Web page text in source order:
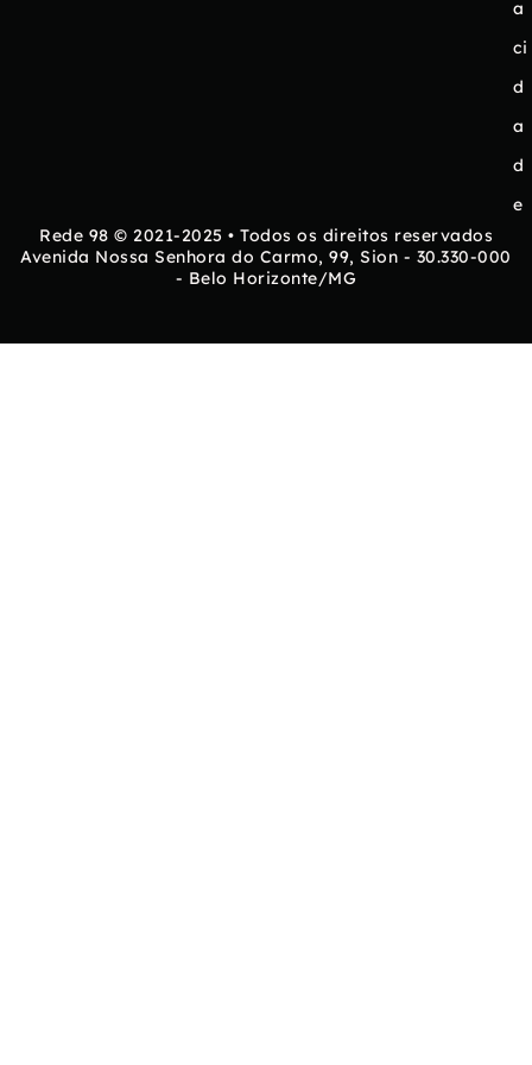
a
ci
d
a
d
e
Rede 98 © 2021-2025 • Todos os direitos reservados
Avenida Nossa Senhora do Carmo, 99, Sion - 30.330-000
- Belo Horizonte/MG